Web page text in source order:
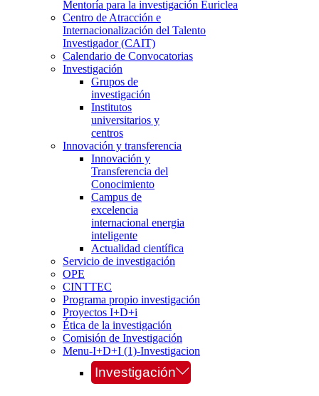
Mentoría para la investigación Euriclea
Centro de Atracción e
Internacionalización del Talento
Investigador (CAIT)
Calendario de Convocatorias
Investigación
Grupos de
investigación
Institutos
universitarios y
centros
Innovación y transferencia
Innovación y
Transferencia del
Conocimiento
Campus de
excelencia
internacional energia
inteligente
Actualidad científica
Servicio de investigación
OPE
CINTTEC
Programa propio investigación
Proyectos I+D+i
Ética de la investigación
Comisión de Investigación
Menu-I+D+I (1)-Investigacion
Investigación